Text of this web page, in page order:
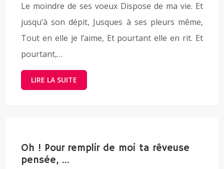
Le moindre de ses voeux Dispose de ma vie. Et
jusqu’à son dépit, Jusques à ses pleurs même,
Tout en elle je l’aime, Et pourtant elle en rit. Et
pourtant,…
LIRE LA SUITE
Oh ! Pour remplir de moi ta rêveuse
pensée, …